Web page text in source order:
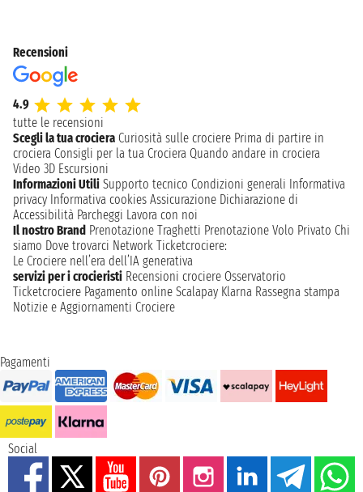
Recensioni
4.9
tutte le recensioni
Scegli la tua crociera Curiosità sulle crociere Prima di partire in
crociera Consigli per la tua Crociera Quando andare in crociera
Video 3D Escursioni
Informazioni Utili Supporto tecnico Condizioni generali Informativa
privacy Informativa cookies Assicurazione Dichiarazione di
Accessibilità Parcheggi Lavora con noi
Il nostro Brand Prenotazione Traghetti Prenotazione Volo Privato Chi
siamo Dove trovarci Network Ticketcrociere:
Le Crociere nell’era dell’IA generativa
servizi per i crocieristi Recensioni crociere Osservatorio
Ticketcrociere Pagamento online Scalapay Klarna Rassegna stampa
Notizie e Aggiornamenti Crociere
Pagamenti
Social